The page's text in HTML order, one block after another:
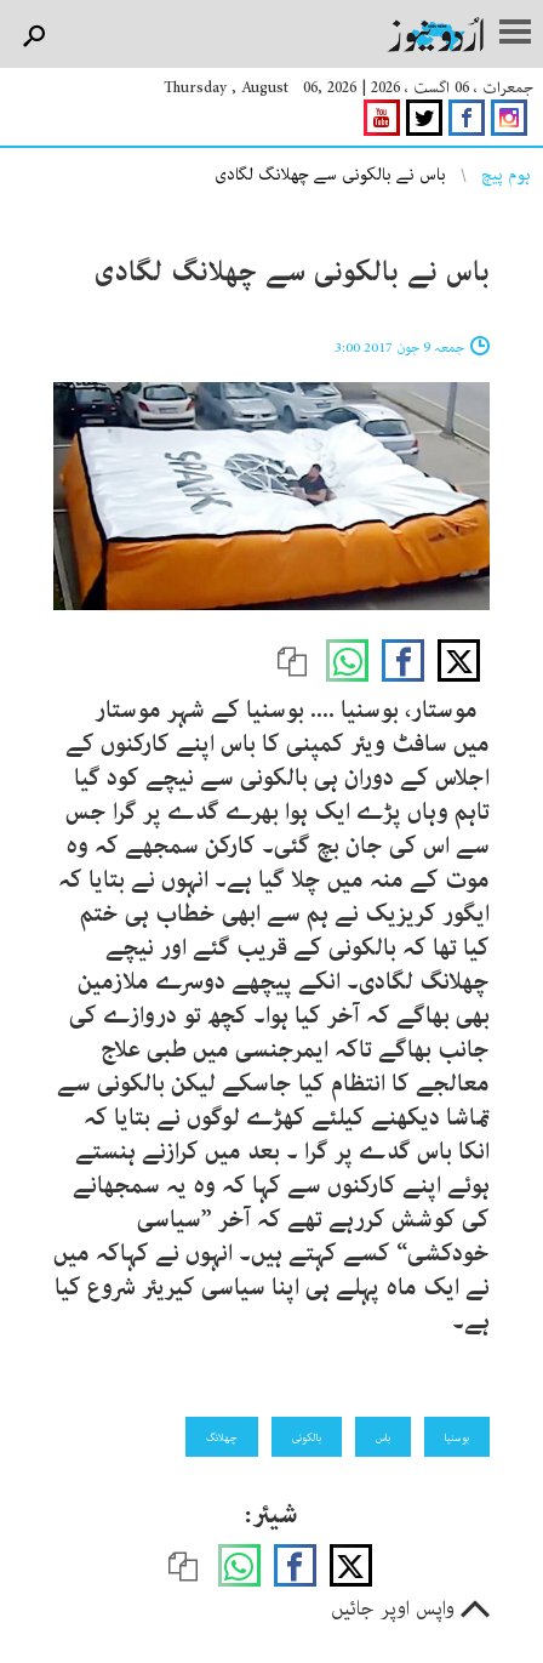
جمعرات ، 06 اگست ، 2026 |
Thursday , August 06, 2026
You are here
ہوم پیچ باس نے بالکونی سے چھلانگ لگادی
باس نے بالکونی سے چھلانگ لگادی
جمعہ 9 جون 2017 3:00
موستار، بوسنیا .... بوسنیا کے شہر موستار
میں سافٹ ویئر کمپنی کا باس اپنے کارکنوں کے
اجلاس کے دوران ہی بالکونی سے نیچے کود گیا
تاہم وہاں پڑے ایک ہوا بھرے گدے پر گرا جس
سے اس کی جان بچ گئی۔ کارکن سمجھے کہ وہ
موت کے منہ میں چلا گیا ہے۔ انہوں نے بتایا کہ
ایگور کریزیک نے ہم سے ابھی خطاب ہی ختم
کیا تھا کہ بالکونی کے قریب گئے اور نیچے
چھلانگ لگادی۔ انکے پیچھے دوسرے ملازمین
بھی بھاگے کہ آخر کیا ہوا۔ کچھ تو دروازے کی
جانب بھاگے تاکہ ایمرجنسی میں طبی علاج
معالجے کا انتظام کیا جاسکے لیکن بالکونی سے
تماشا دیکھنے کیلئے کھڑے لوگوں نے بتایا کہ
انکا باس گدے پر گرا ۔ بعد میں کرازنے ہنستے
ہوئے اپنے کارکنوں سے کہا کہ وہ یہ سمجھانے
کی کوشش کررہے تھے کہ آخر ”سیاسی
خودکشی“ کسے کہتے ہیں۔ انہوں نے کہاکہ میں
نے ایک ماہ پہلے ہی اپنا سیاسی کیریئر شروع کیا
ہے۔
بوسنیا باس بالکونی چھلانگ
شیئر:
واپس اوپر جائیں